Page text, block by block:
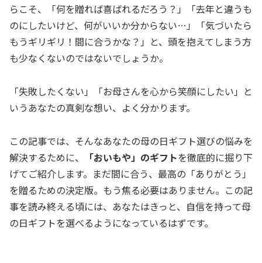
らこそ、「何を贈れば喜ばれるだろう？」「去年と違うも
のにしたいけど、何がいいか分からない…」「気づいたら
もうギリギリ！間に合うかな？」と、頭を抱えてしまう方
も少なくないのではないでしょうか。
「失敗したくない」「お母さんを心から笑顔にしたい」と
いうあなたの真剣な想い、よく分かります。
この記事では、そんなあなたの母の日ギフト選びの悩みを
解決するために、
「おいもや」のギフトを徹底的に掘り下
げてご紹介します。まだ間に合う、最高の「ありがとう」
を贈るための決定版。もう焦る必要はありません。この記
事を読み終える頃には、あなたはきっと、自信を持って母
の日ギフトを選べるようになっているはずです。